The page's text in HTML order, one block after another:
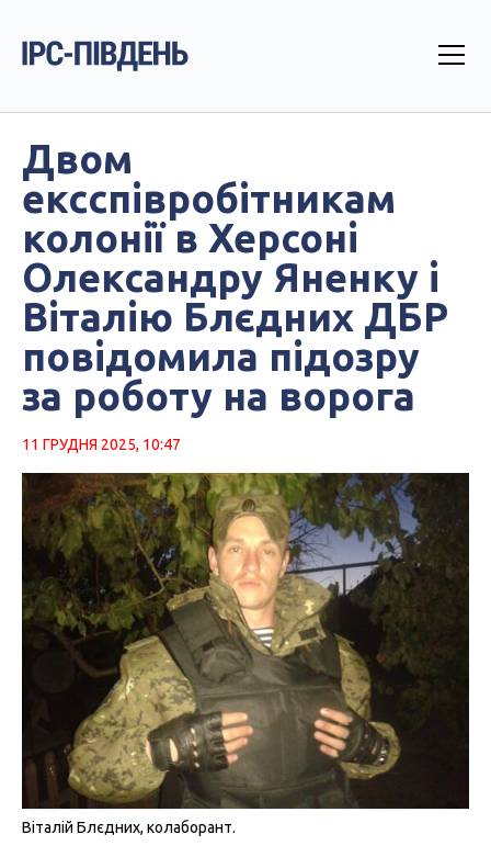
Двом
ексспівробітникам
колонії в Херсоні
Олександру Яненку і
Віталію Блєдних ДБР
повідомила підозру
за роботу на ворога
11 ГРУДНЯ 2025, 10:47
Віталій Блєдних, колаборант.